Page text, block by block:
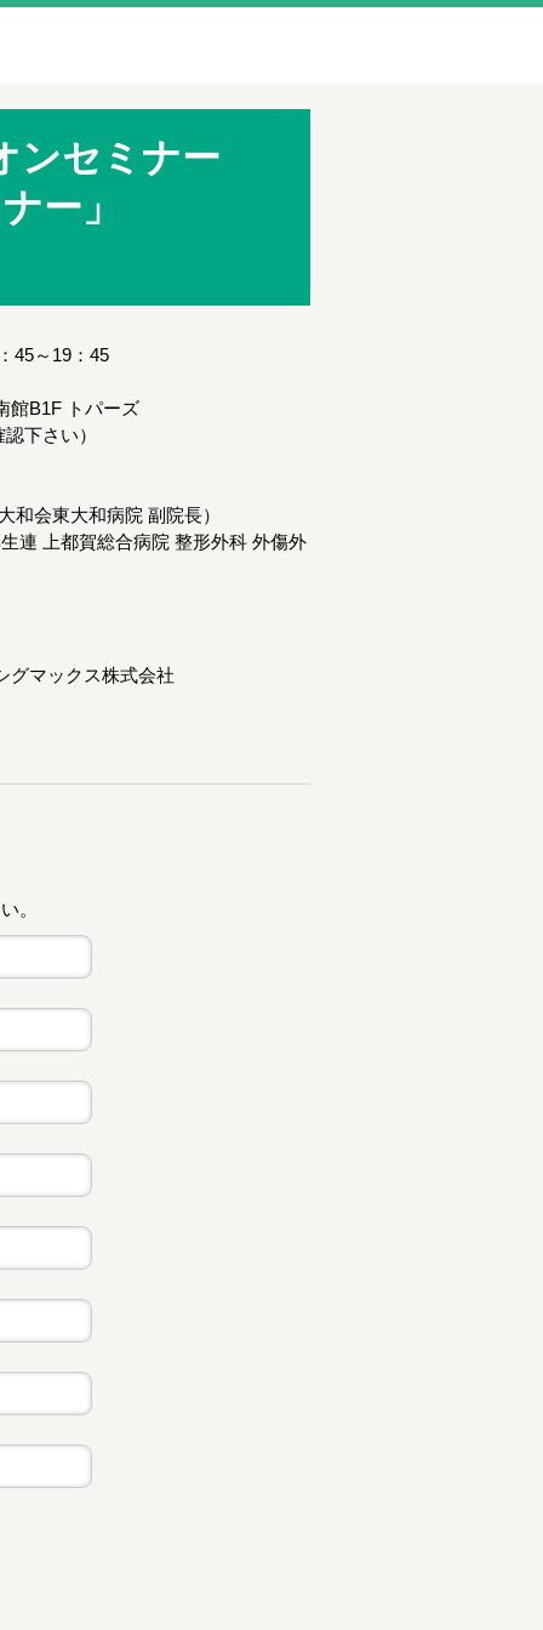
ンセミナー
ー」
45～19：45
館B1F トパーズ
下さい）
和会東大和病院 副院長）
連 上都賀総合病院 整形外科 外傷外
グマックス株式会社
。